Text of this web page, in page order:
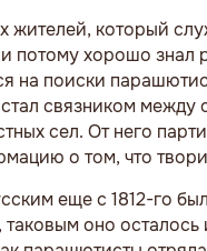
жителей, который
потому хорошо знал
на поиски
связником между
сел. От него
о том, что
еще с 1812-го
оно осталось